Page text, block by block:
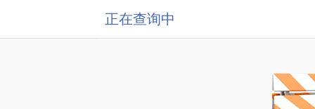
正在查询中